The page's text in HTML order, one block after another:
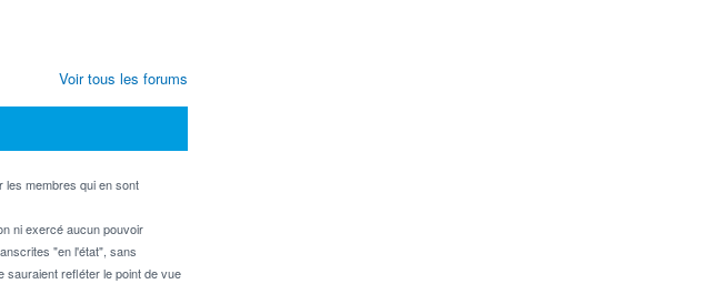
les membres qui en sont
ni exercé aucun pouvoir
"en l'état", sans
sauraient refléter le point de vue
Voir tous les forums